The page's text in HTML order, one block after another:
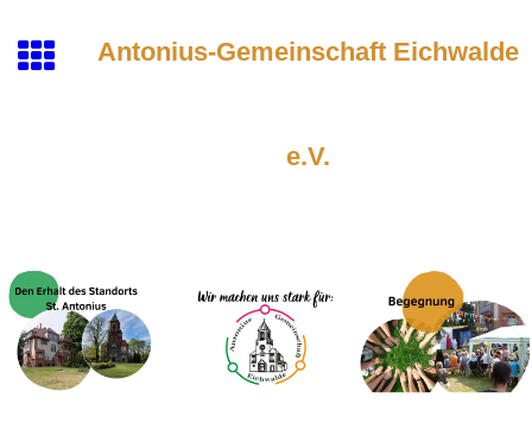
Antonius-Gemeinschaft Eichwalde
e.V.